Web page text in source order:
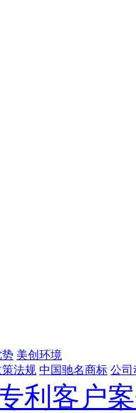
势 美创环境
策法规 中国驰名商标 公司
利客户